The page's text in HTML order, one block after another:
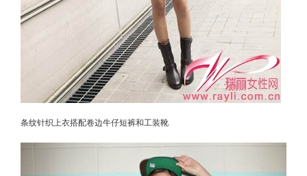
条纹针织上衣搭配卷边牛仔短裤和工装靴